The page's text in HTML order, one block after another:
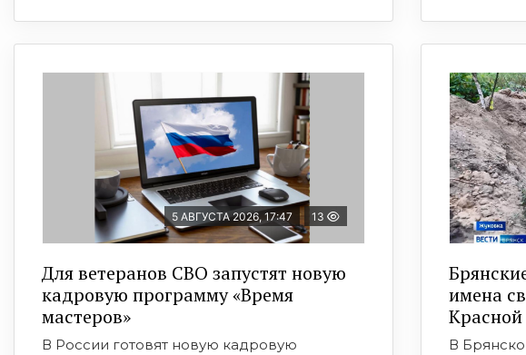
5 АВГУСТА 2026, 17:47 13
Для ветеранов СВО запустят новую
кадровую программу «Время
мастеров»
В России готовят новую кадровую
имена
В